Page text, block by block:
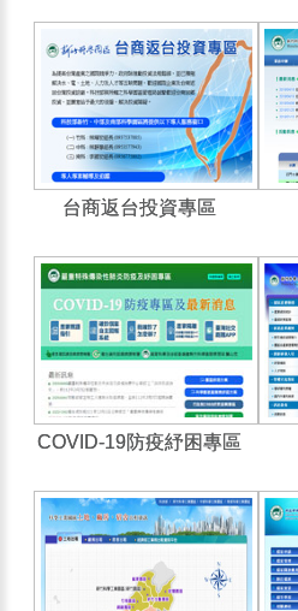
台商返台投資專區
COVID-19防疫紓困專區